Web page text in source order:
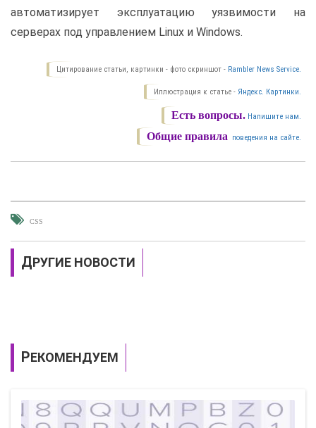
автоматизирует эксплуатацию уязвимости на
серверах под управлением Linux и Windows.
Цитирование статьи, картинки - фото скриншот - Rambler News Service.
Иллюстрация к статье - Яндекс. Картинки.
Есть вопросы. Напишите нам.
Общие правила поведения на сайте.
CSS
ДРУГИЕ НОВОСТИ
РЕКОМЕНДУЕМ